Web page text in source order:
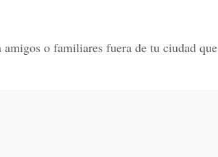
o familiares fuera de tu ciudad que